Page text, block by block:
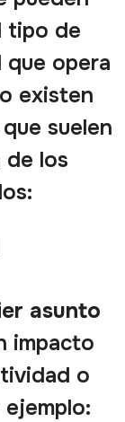
tipo de
opera
existen
suelen
de los
asunto
impacto
o